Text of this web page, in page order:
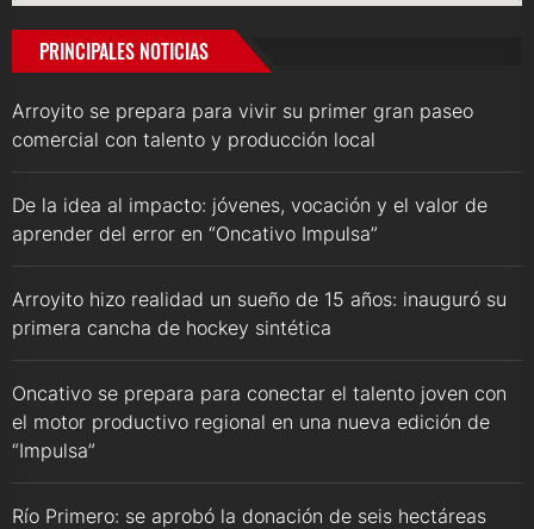
PRINCIPALES NOTICIAS
Arroyito se prepara para vivir su primer gran paseo
comercial con talento y producción local
De la idea al impacto: jóvenes, vocación y el valor de
aprender del error en “Oncativo Impulsa”
Arroyito hizo realidad un sueño de 15 años: inauguró su
primera cancha de hockey sintética
Oncativo se prepara para conectar el talento joven con
el motor productivo regional en una nueva edición de
“Impulsa”
Río Primero: se aprobó la donación de seis hectáreas